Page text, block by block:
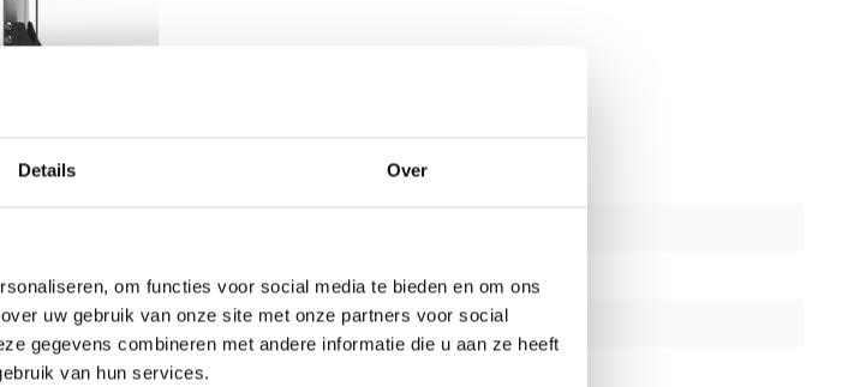
Details Over
om functies voor social media te bieden en om ons
uw gebruik van onze site met onze partners voor social
gegevens combineren met andere informatie die u aan ze heeft
van hun services.
kunt
een serieuze work-
eindeloze reeks
onderdeel
of
Aantal onderdelen
Garantie 2 jaar